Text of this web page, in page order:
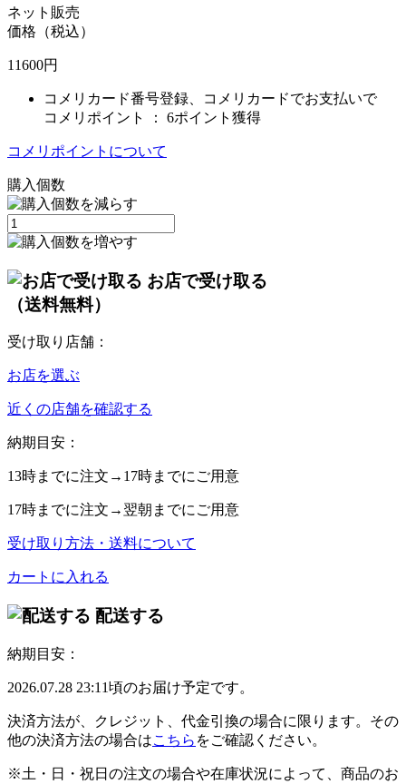
ネット販売
価格（税込）
11600円
コメリカード番号登録、コメリカードでお支払いで
コメリポイント ： 6ポイント獲得
コメリポイントについて
購入個数
お店で受け取る
（送料無料）
受け取り店舗：
お店を選ぶ
近くの店舗を確認する
納期目安：
13時までに注文→ 17時までにご用意
17時までに注文→ 翌朝 までにご用意
受け取り方法・送料について
カートに入れる
配送する
納期目安：
2026.07.28 23:11頃のお届け予定です。
決済方法が、クレジット、代金引換の場合に限ります。その
他の決済方法の場合はこちら をご確認ください。
※土・日・祝日の注文の場合や在庫状況によって、商品のお